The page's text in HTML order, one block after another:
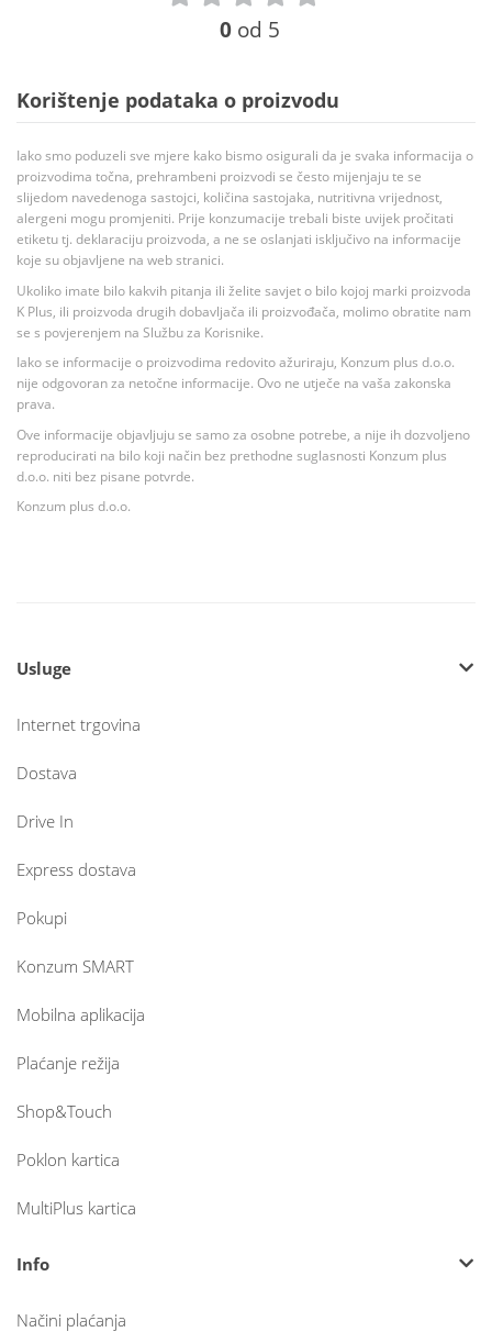
0 od 5
Korištenje podataka o proizvodu
Iako smo poduzeli sve mjere kako bismo osigurali da je svaka informacija o
proizvodima točna, prehrambeni proizvodi se često mijenjaju te se
slijedom navedenoga sastojci, količina sastojaka, nutritivna vrijednost,
alergeni mogu promjeniti. Prije konzumacije trebali biste uvijek pročitati
etiketu tj. deklaraciju proizvoda, a ne se oslanjati isključivo na informacije
koje su objavljene na web stranici.
Ukoliko imate bilo kakvih pitanja ili želite savjet o bilo kojoj marki proizvoda
K Plus, ili proizvoda drugih dobavljača ili proizvođača, molimo obratite nam
se s povjerenjem na Službu za Korisnike.
Iako se informacije o proizvodima redovito ažuriraju, Konzum plus d.o.o.
nije odgovoran za netočne informacije. Ovo ne utječe na vaša zakonska
prava.
Ove informacije objavljuju se samo za osobne potrebe, a nije ih dozvoljeno
reproducirati na bilo koji način bez prethodne suglasnosti Konzum plus
d.o.o. niti bez pisane potvrde.
Konzum plus d.o.o.
Usluge
Internet trgovina
Dostava
Drive In
Express dostava
Pokupi
Konzum SMART
Mobilna aplikacija
Plaćanje režija
Shop&Touch
Poklon kartica
MultiPlus kartica
Info
Načini plaćanja